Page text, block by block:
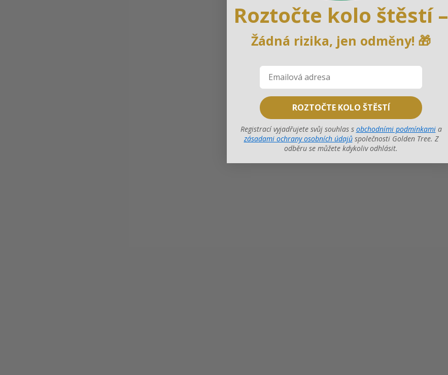
Roztočte kolo štěstí–
Žádná rizika, jen odměny! 🎁
ROZTOČTE KOLO ŠTĚSTÍ
Registrací vyjadřujete svůj souhlas s obchodními podmínkamia
zásadami ochrany osobních údajůspolečnosti Golden Tree. Z
odběru se můžete kdykoliv odhlásit.